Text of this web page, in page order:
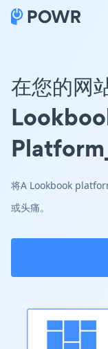
在您的网
将A Lookbook
或头痛。